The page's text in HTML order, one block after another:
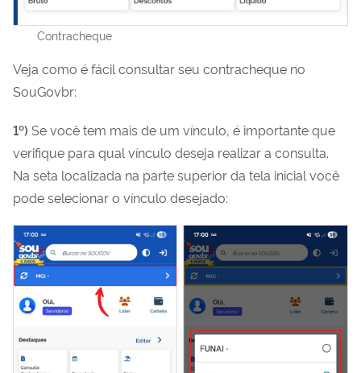
Contracheque
Veja como é fácil consultar seu contracheque no
SouGovbr:
1º) Se você tem mais de um vínculo, é importante que
verifique para qual vínculo deseja realizar a consulta.
Na seta localizada na parte superior da tela inicial você
pode selecionar o vínculo desejado: